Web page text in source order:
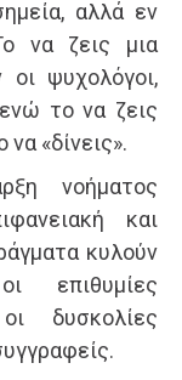
αλλά εν
να ζεις μια
οι ψυχολόγοι,
το να ζεις
«δίνεις».
νοήματος
και
κυλούν
επιθυμίες
δυσκολίες